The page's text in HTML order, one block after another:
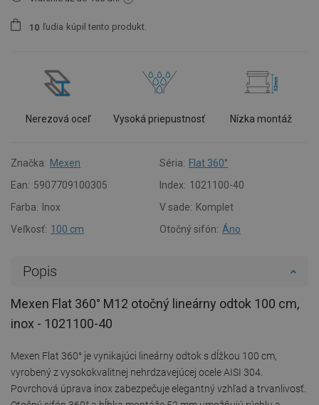
1 0 ľudia kúpil tento produkt.
Nerezová oceľ Vysoká priepustnosť Nízka montáž
Značka: Mexen Séria: Flat 360°
Ean: 5907709100305 Index: 1021100-40
Farba:
Inox V sade: Komplet
Veľkosť: 100 cm Otočný sifón: Áno
Popis
Mexen Flat 360° M12 otočný lineárny odtok 100 cm,
inox - 1021100-40
Mexen Flat 360° je vynikajúci lineárny odtok s dĺžkou 100 cm,
vyrobený z vysokokvalitnej nehrdzavejúcej ocele AISI 304.
Povrchová úprava inox zabezpečuje elegantný vzhľad a trvanlivosť.